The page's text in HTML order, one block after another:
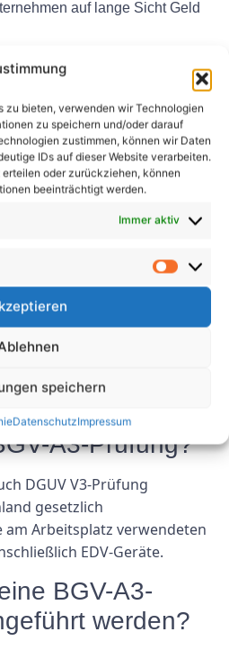
zu bieten, verwenden wir Technologien
zu speichern und/oder darauf
zustimmen, können wir Daten
IDs auf dieser Website verarbeiten.
oder zurückziehen, können
beeinträchtigt werden.
Immer aktiv
speichern
DatenschutzImpressum
auf lange Sicht Geld
sich sagen, dass die BGV-A3-
der Sicherheit und
am Arbeitsplatz
Priorisierung der Prüfung
können Unternehmen
Unfälle verhindern und ihr
von entscheidender
der BGV A3
und rechtliche
und ein sicheres
zu gewährleisten.
A3-Prüfung?
DGUV V3-Prüfung
gesetzlich
Arbeitsplatz verwendeten
EDV-Geräte.
BGV-A3-
werden?